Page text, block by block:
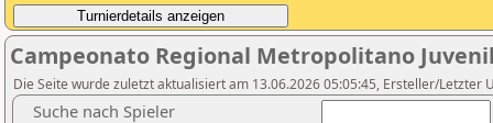
Campeonato Regional Metropolitano
Die Seite wurde zuletzt aktualisiert am 13.06.2026 05:05:45, Ersteller/Letzter
Suche nach Spieler